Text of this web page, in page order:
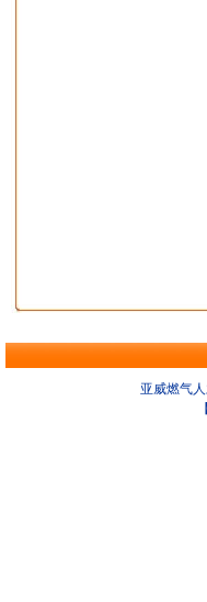
亚威燃气
【